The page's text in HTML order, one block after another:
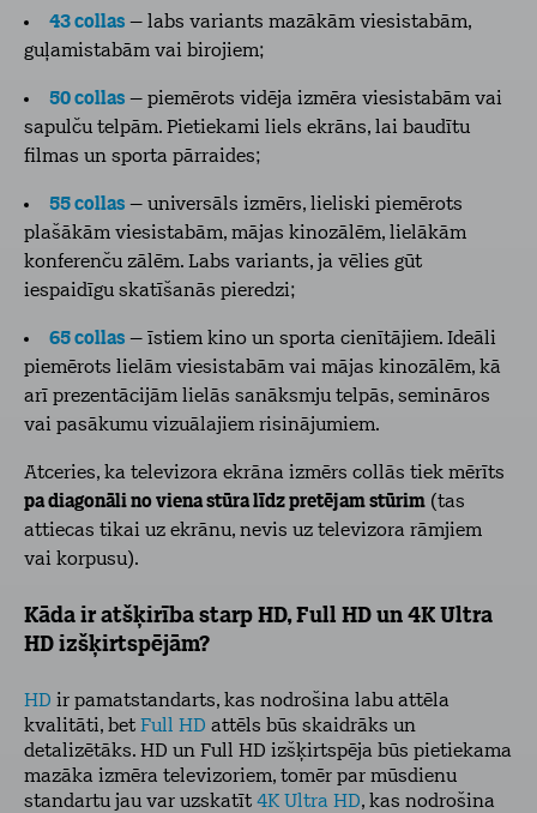
43 collas – labs variants mazākām viesistabām,
guļamistabām vai birojiem;
50 collas – piemērots vidēja izmēra viesistabām vai
sapulču telpām. Pietiekami liels ekrāns, lai baudītu
filmas un sporta pārraides;
55 collas – universāls izmērs, lieliski piemērots
plašākām viesistabām, mājas kinozālēm, lielākām
konferenču zālēm. Labs variants, ja vēlies gūt
iespaidīgu skatīšanās pieredzi;
65 collas – īstiem kino un sporta cienītājiem. Ideāli
piemērots lielām viesistabām vai mājas kinozālēm, kā
arī prezentācijām lielās sanāksmju telpās, semināros
vai pasākumu vizuālajiem risinājumiem.
Atceries, ka televizora ekrāna izmērs collās tiek mērīts
pa diagonāli no viena stūra līdz pretējam stūrim (tas
attiecas tikai uz ekrānu, nevis uz televizora rāmjiem
vai korpusu).
Kāda ir atšķirība starp HD, Full HD un 4K Ultra
HD izšķirtspējām?
HD ir pamatstandarts, kas nodrošina labu attēla
kvalitāti, bet Full HD attēls būs skaidrāks un
detalizētāks. HD un Full HD izšķirtspēja būs pietiekama
mazāka izmēra televizoriem, tomēr par mūsdienu
standartu jau var uzskatīt 4K Ultra HD, kas nodrošina